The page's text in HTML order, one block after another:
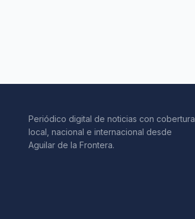
Periódico digital de noticias con cobertura
local, nacional e internacional desde
Aguilar de la Frontera.